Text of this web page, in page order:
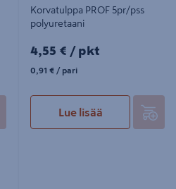
Korvatulppa PROF 5pr/pss
polyuretaani
4,55€/pkt
4,55 € / pkt
0,91€/pari
0,91 € / pari
Lue lisää